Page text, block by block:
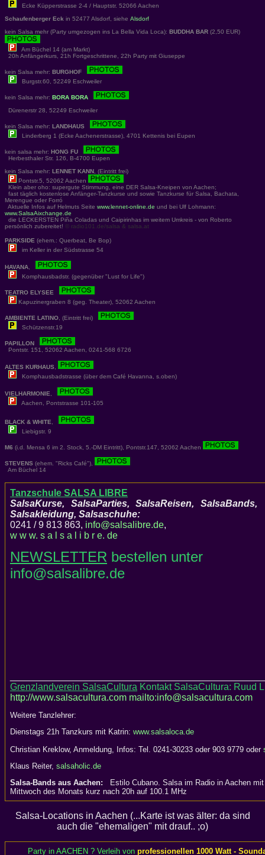
Ecke Küpperstrasse 2-4 / Hauptstr. 52066 Aachen
Schaufenberger Eck in 52477 Alsdorf, siehe Alsdorf
kein Salsa mehr (Party umgezogen ins La Bella Vida Loca): BUDDHA BAR (2,50 EUR)
Am Büchel 14 (am Markt)
20h Anfängerkurs, 21h Fortgeschrittene, 22h Party mit Giuseppe
kein Salsa mehr: BURGHOF
Burgstr.60, 52249 Eschweiler
kein Salsa mehr: BORA BORA
Dürenerstr 28, 52249 Eschweiler
kein Salsa mehr: LANDHAUS
Linderberg 1 (Ecke Aachenerstrasse), 4701 Kettenis bei Eupen
kein salsa mehr: HONG FU
Herbesthaler Str. 126, B-4700 Eupen
kein Salsa mehr: LENNET KANN , (Eintritt frei)
Pontstr.5, 52062 Aachen
Klein aber oho: supergute Stimmung, eine DER Salsa-Kneipen von Aachen;
fast täglich kostenlose Anfänger-Tanzkurse und sowie Tanzkurse für Salsa, Bachata,
Merengue oder Forró
Aktuelle Infos auf Helmuts Seite www.lennet-online.de und bei Ulf Lohmann:
www.SalsaAixchange.de
die LECKERSTEN Piña Coladas und Caipirinhas im weitem Umkreis - von Roberto
persönlich zubereitet! © radio101.de/salsa & salsa.at
PARKSIDE (ehem.: Querbeat, Be Bop)
im Keller in der Südstrasse 54
HAVANA
Komphausbadstr. (gegenüber "Lust for Life")
TEATRO ELYSEE
Kapuzinergraben 8 (geg. Theater), 52062 Aachen
AMBIENTE LATINO , (Eintritt frei)
Schützenstr.19
PAPILLON
Pontstr. 151, 52062 Aachen, 0241-568 6726
ALTES KURHAUS
Komphausbadstrasse (über dem Café Havanna, s.oben)
VIELHARMONIE
Aachen, Pontstrasse 101-105
BLACK & WHITE
Liebigstr. 9
M6 (i.d. Mensa 6 im 2. Stock, 5.-DM Eintritt), Pontstr.147, 52062 Aachen
STEVENS (ehem. "Ricks Café"),
Am Büchel 14
Tanzschule SALSA LIBRE
SalsaKurse, SalsaParties, SalsaReisen, SalsaBands,
Salsakleidung, Salsaschuhe:
0241 / 9 813 863, info@salsalibre.de,
w w w. s a l s a l i b r e. de
NEWSLETTER bestellen unter
info@salsalibre.de
Grenzlandverein SalsaCultura Kontakt SalsaCultura: Ruud
http://www.salsacultura.com mailto:info@salsacultura.com
Weitere Tanzlehrer:
Dienstags 21h Tanzkurs mit Katrin: www.salsaloca.de
Christian Kreklow, Anmeldung, Infos: Tel. 0241-30233 oder 903 9779 oder
Klaus Reiter, salsaholic.de
Salsa-Bands aus Aachen:
Estilo Cubano. Salsa im Radio in Aachen
Mittwoch des Monats kurz nach 20h auf 100.1 MHz
Salsa-Locations in Aachen (...Karte ist was älter: da sind
auch die "ehemaligen" mit drauf.. ;o)
Party in AACHEN ? Verleih von professionellen 1000 Watt -